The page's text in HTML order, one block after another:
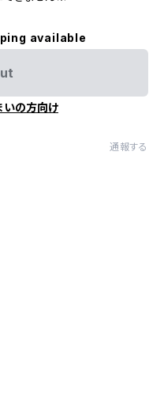
available
いの方向け
通報する